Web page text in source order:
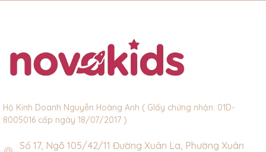
Hộ Kinh Doanh Nguyễn Hoàng Anh ( GIấy chứng nhận: 01D-
8005016 cấp ngày 18/07/2017 )
Số 17, Ngõ 105/42/11 Đường Xuân La, Phường Xuân